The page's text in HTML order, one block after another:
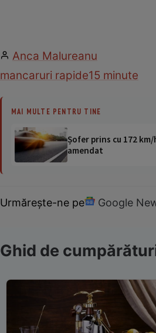
Anca Malureanu
mancaruri rapide15 minute
MAI MULTE PENTRU TINE
Șofer prins cu 172
amendat
Urmărește-ne pe Google
Ghid de